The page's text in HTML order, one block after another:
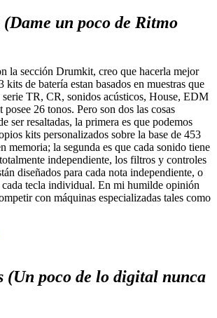
un poco de Ritmo
la sección Drumkit, creo que hacerla mejor
de batería estan basados en muestras que
TR, CR, sonidos acústicos, House, EDM
26 tonos. Pero son dos las cosas
ser resaltadas, la primera es que podemos
kits personalizados sobre la base de 453
memoria; la segunda es que cada sonido tiene
independiente, los filtros y controles
diseñados para cada nota independiente, o
cada tecla individual. En mi humilde opinión
con máquinas especializadas tales como
(Un poco de lo digital nunca